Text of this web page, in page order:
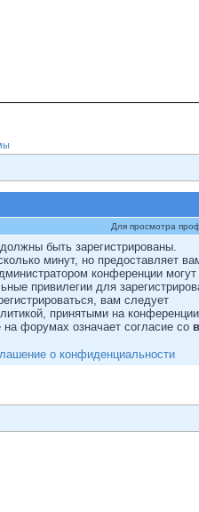
Для просмотра
быть зарегистрированы.
минут, но предоставляет
конференции
привилегии для
вам следует
принятыми на
форумах означает согласие со
о конфиденциальности